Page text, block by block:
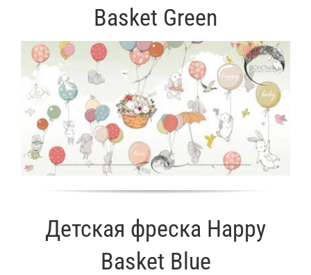
Basket Green
Детская фреска Happy
Basket Blue